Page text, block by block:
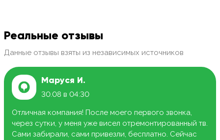
Реальные отзывы
Данные отзывы взяты из независимых источников
Маруся И.
30.08 в 04:30
Отличная компания! После моего первого звонка,
через сутки, у меня уже висел отремонтированный тв.
Сами забирали, сами привезли, бесплатно. Сейчас